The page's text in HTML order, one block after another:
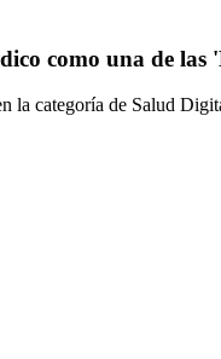
como una de las
la categoría de Salud